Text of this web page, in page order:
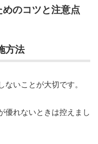
のコツと注意点
方法
いことが大切です。
優れないときは控えまし